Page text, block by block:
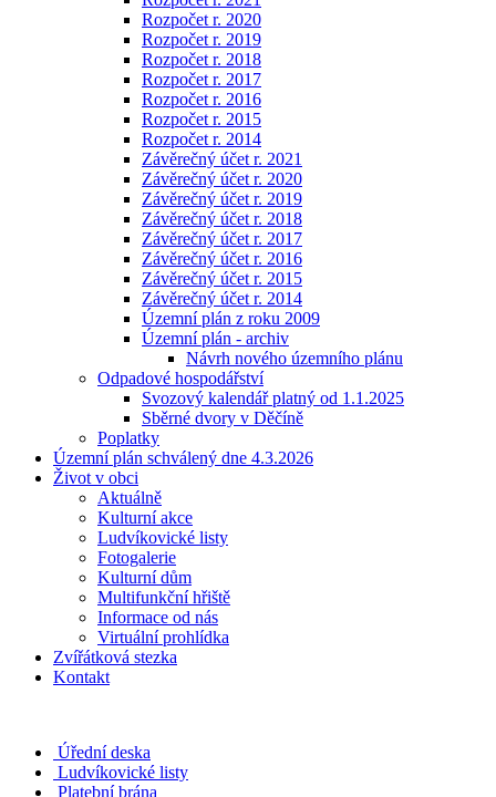
Rozpočet r. 2020
Rozpočet r. 2019
Rozpočet r. 2018
Rozpočet r. 2017
Rozpočet r. 2016
Rozpočet r. 2015
Rozpočet r. 2014
Závěrečný účet r. 2021
Závěrečný účet r. 2020
Závěrečný účet r. 2019
Závěrečný účet r. 2018
Závěrečný účet r. 2017
Závěrečný účet r. 2016
Závěrečný účet r. 2015
Závěrečný účet r. 2014
Územní plán z roku 2009
Územní plán - archiv
Návrh nového územního plánu
Odpadové hospodářství
Svozový kalendář platný od 1.1.2025
Sběrné dvory v Děčíně
Poplatky
Územní plán schválený dne 4.3.2026
Život v obci
Aktuálně
Kulturní akce
Ludvíkovické listy
Fotogalerie
Kulturní dům
Multifunkční hřiště
Informace od nás
Virtuální prohlídka
Zvířátková stezka
Kontakt
Úřední deska
Ludvíkovické listy
Platební brána